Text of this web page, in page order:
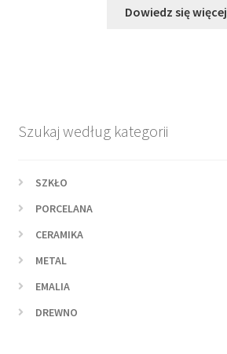
Dowiedz się więcej
Szukaj według kategorii
SZKŁO
PORCELANA
CERAMIKA
METAL
EMALIA
DREWNO